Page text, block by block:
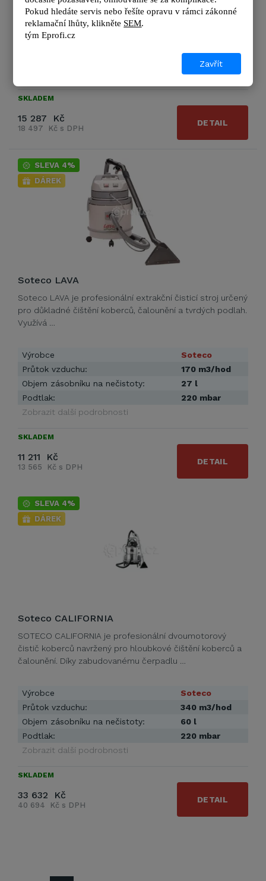
Výrobce
Soteco
Průtok vzduchu:
220 mbar
SKLADEM
15 287 Kč
18 497 Kč s DPH
DETAIL
SLEVA 4%
DÁREK
Soteco LAVA
Soteco LAVA je profesionální extrakční čisticí stroj určený
pro důkladné čištění koberců, čalounění a tvrdých podlah.
Využívá …
Výrobce
Soteco
Průtok vzduchu:
170 m3/hod
Objem zásobníku na nečistoty:
27 l
Podtlak:
220 mbar
Zobrazit další podrobnosti
SKLADEM
11 211 Kč
13 565 Kč s DPH
DETAIL
SLEVA 4%
DÁREK
Soteco CALIFORNIA
SOTECO CALIFORNIA je profesionální dvoumotorový
čistič koberců navržený pro hloubkové čištění koberců a
čalounění. Díky zabudovanému čerpadlu …
Výrobce
Soteco
Průtok vzduchu:
340 m3/hod
Objem zásobníku na nečistoty:
60 l
Podtlak:
220 mbar
Zobrazit další podrobnosti
SKLADEM
33 632 Kč
40 694 Kč s DPH
DETAIL
Pokud hledáte servis nebo řešíte opravu v rámci zákonné
reklamační lhůty, klikněte SEM.
tým Eprofi.cz
Zavřít